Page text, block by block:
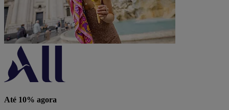
Até 10% agora